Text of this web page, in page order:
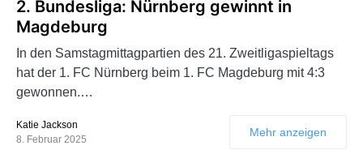
2. Bundesliga: Nürnberg gewinnt in
Magdeburg
In den Samstagmittagpartien des 21. Zweitligaspieltags
hat der 1. FC Nürnberg beim 1. FC Magdeburg mit 4:3
gewonnen.…
Katie Jackson
8. Februar 2025
Mehr anzeigen